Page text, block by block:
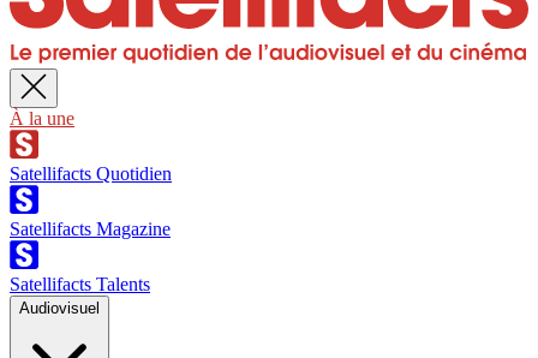
À la une
Satellifacts Quotidien
Satellifacts Magazine
Satellifacts Talents
Audiovisuel